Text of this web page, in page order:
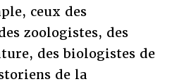
ceux des
zoologistes, des
des biologistes de
de la